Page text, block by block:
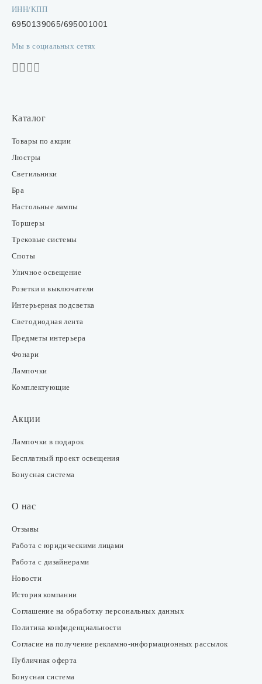
ИНН/КПП
6950139065/695001001
Мы в социальных сетях
Каталог
Товары по акции
Люстры
Светильники
Бра
Настольные лампы
Торшеры
Трековые системы
Споты
Уличное освещение
Розетки и выключатели
Интерьерная подсветка
Светодиодная лента
Предметы интерьера
Фонари
Лампочки
Комплектующие
Акции
Лампочки в подарок
Бесплатный проект освещения
Бонусная система
О нас
Отзывы
Работа с юридическими лицами
Работа с дизайнерами
Новости
История компании
Соглашение на обработку персональных данных
Политика конфиденциальности
Согласие на получение рекламно-информационных рассылок
Публичная оферта
Бонусная система